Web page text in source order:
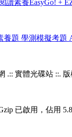
讀素養EasyGo! +
養題 學測模擬考
.:: 實體光碟站 ::.
已啟用，佔用